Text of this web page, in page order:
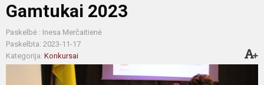
Gamtukai 2023
Paskelbė : Inesa Merčaitienė
Paskelbta: 2023-11-17
Kategorija: Konkursai